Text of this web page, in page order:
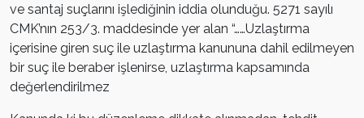
ve santaj suçlarını işlediğinin iddia olunduğu. 5271 sayılı
CMK’nın 253/3. maddesinde yer alan “……Uzlaştırma
içerisine giren suç ile uzlaştırma kanununa dahil edilmeyen
bir suç ile beraber işlenirse, uzlaştırma kapsamında
değerlendirilmez